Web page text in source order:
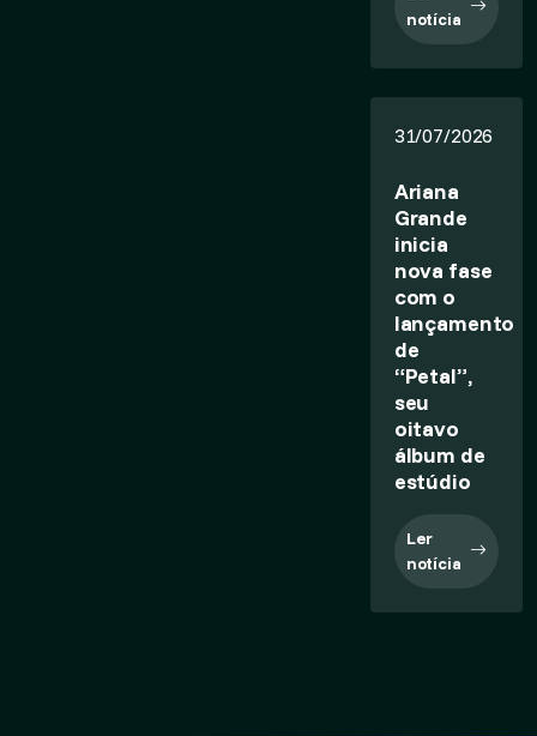
notícia
31/07/2026
Ariana
Grande
inicia
nova fase
com o
lançamento
de
“Petal”,
seu
oitavo
álbum de
estúdio
Ler
notícia